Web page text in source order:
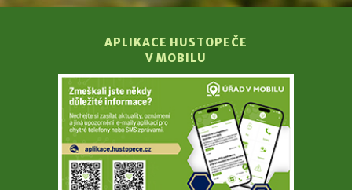
APLIKACE HUSTOPEČE
V MOBILU